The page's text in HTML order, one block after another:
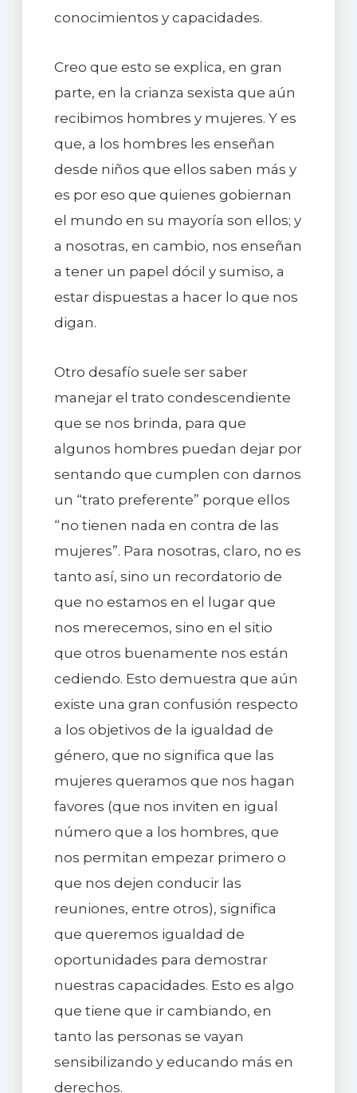
conocimientos y capacidades.
Creo que esto se explica, en gran
parte, en la crianza sexista que aún
recibimos hombres y mujeres. Y es
que, a los hombres les enseñan
desde niños que ellos saben más y
es por eso que quienes gobiernan
el mundo en su mayoría son ellos; y
a nosotras, en cambio, nos enseñan
a tener un papel dócil y sumiso, a
estar dispuestas a hacer lo que nos
digan.
Otro desafío suele ser saber
manejar el trato condescendiente
que se nos brinda, para que
algunos hombres puedan dejar por
sentando que cumplen con darnos
un “trato preferente” porque ellos
“no tienen nada en contra de las
mujeres”. Para nosotras, claro, no es
tanto así, sino un recordatorio de
que no estamos en el lugar que
nos merecemos, sino en el sitio
que otros buenamente nos están
cediendo. Esto demuestra que aún
existe una gran confusión respecto
a los objetivos de la igualdad de
género, que no significa que las
mujeres queramos que nos hagan
favores (que nos inviten en igual
número que a los hombres, que
nos permitan empezar primero o
que nos dejen conducir las
reuniones, entre otros), significa
que queremos igualdad de
oportunidades para demostrar
nuestras capacidades. Esto es algo
que tiene que ir cambiando, en
tanto las personas se vayan
sensibilizando y educando más en
derechos.